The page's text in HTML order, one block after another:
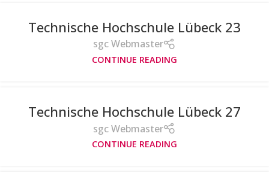
Technische Hochschule Lübeck 23
sgc Webmaster
CONTINUE READING
Technische Hochschule Lübeck 27
sgc Webmaster
CONTINUE READING